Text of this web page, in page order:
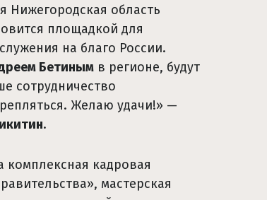
Нижегородская область
площадкой для
на благо России.
Бетиным в регионе, будут
сотрудничество
Желаю удачи!» —
.
комплексная кадровая
мастерская